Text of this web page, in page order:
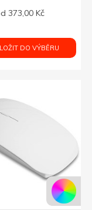
373,00 Kč
DO VÝBĚRU